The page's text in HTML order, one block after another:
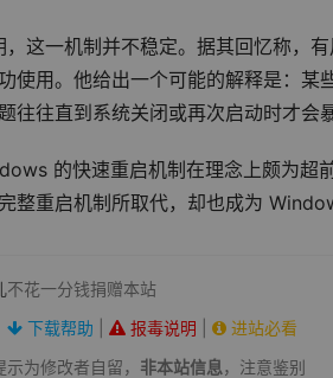
这一机制并不稳定。据其回忆称，
使用。他给出一个可能的解释是：某
往往直到系统关闭或再次启动时才会
的快速重启机制在理念上颇为超
整重启机制所取代，却也成为
不花一分钱捐赠本站
下载帮助 报毒说明
进站必看
为修改者自留， 非本站信息，注意鉴别